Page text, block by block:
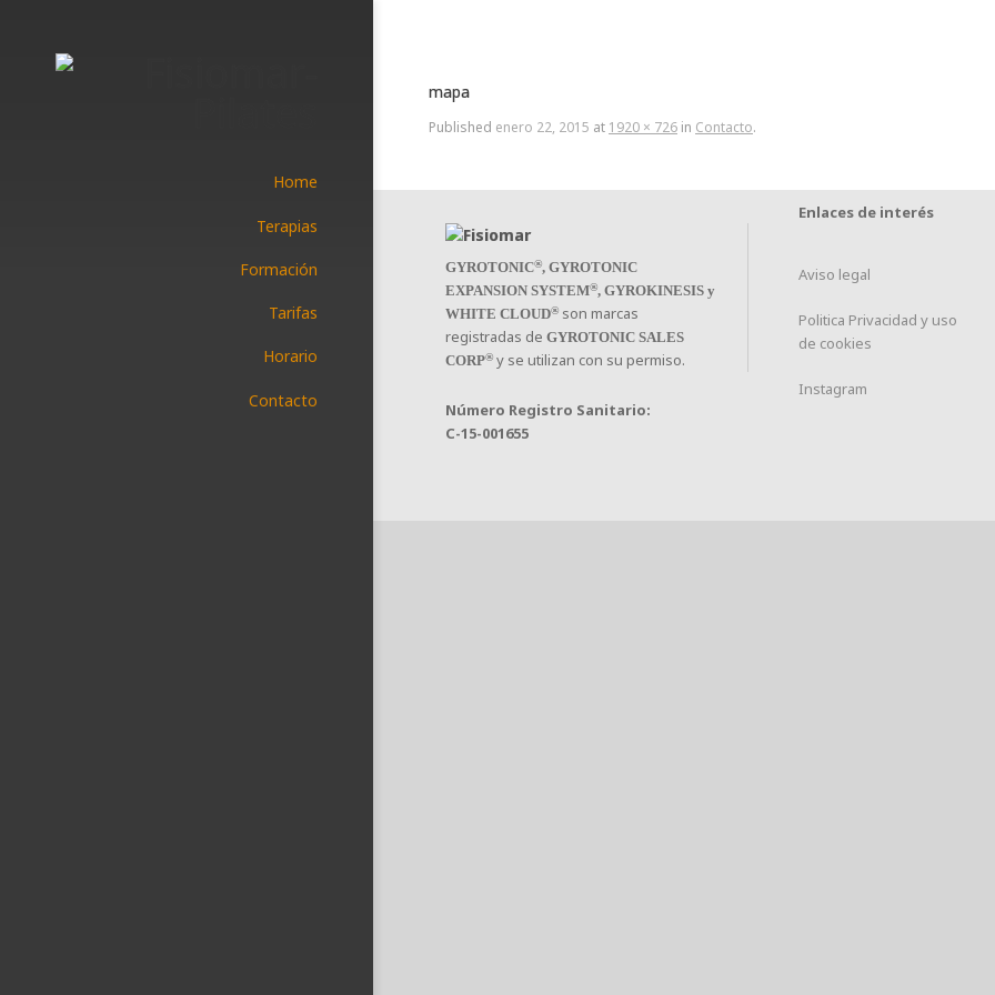
Home
Terapias
Formación
Tarifas
Horario
Contacto
mapa
Published enero 22, 2015 at 1920 × 726 in Contacto.
GYROTONIC®, GYROTONIC
EXPANSION SYSTEM®, GYROKINESIS y
WHITE CLOUD® son marcas
registradas de GYROTONIC SALES
CORP® y se utilizan con su permiso.
Número Registro Sanitario:
C-15-001655
Enlaces de interés
Aviso legal
Politica Privacidad y uso
de cookies
Instagram